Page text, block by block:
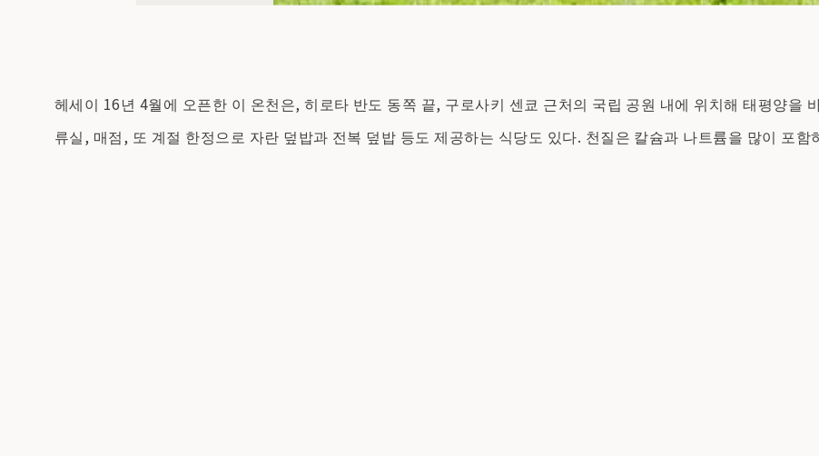
헤세이 16년 4월에 오픈한 이 온천은, 히로타 반도 동쪽 끝, 구로사키 센쿄 근처의 국립 공원 내에 위치해 태평양을
류실, 매점, 또 계절 한정으로 자란 덮밥과 전복 덮밥 등도 제공하는 식당도 있다. 천질은 칼슘과 나트륨을 많이 포